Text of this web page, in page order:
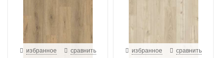
избранное сравнить избранное сравнить